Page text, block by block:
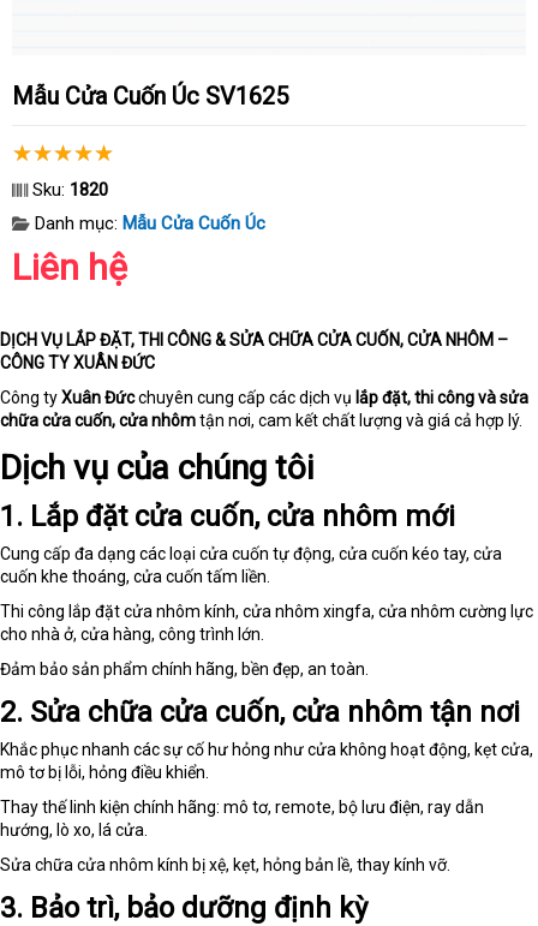
Mẫu Cửa Cuốn Úc SV1625
Sku: 1820
Danh mục: Mẫu Cửa Cuốn Úc
Liên hệ
DỊCH VỤ LẮP ĐẶT, THI CÔNG & SỬA CHỮA CỬA CUỐN, CỬA NHÔM –
CÔNG TY XUÂN ĐỨC
Công tyXuân Đứcchuyên cung cấp các dịch vụ lắp đặt, thi công và sửa
chữa cửa cuốn, cửa nhômtận nơi, cam kết chất lượng và giá cả hợp lý.
Dịch vụ của chúng tôi
1. Lắp đặt cửa cuốn, cửa nhôm mới
Cung cấp đa dạng các loại cửa cuốn tự động, cửa cuốn kéo tay, cửa
cuốn khe thoáng, cửa cuốn tấm liền.
Thi công lắp đặt cửa nhôm kính, cửa nhôm xingfa, cửa nhôm cường lực
cho nhà ở, cửa hàng, công trình lớn.
Đảm bảo sản phẩm chính hãng, bền đẹp, an toàn.
2. Sửa chữa cửa cuốn, cửa nhôm tận nơi
Khắc phục nhanh các sự cố hư hỏng như cửa không hoạt động, kẹt cửa,
mô tơ bị lỗi, hỏng điều khiển.
Thay thế linh kiện chính hãng: mô tơ, remote, bộ lưu điện, ray dẫn
hướng, lò xo, lá cửa.
Sửa chữa cửa nhôm kính bị xệ, kẹt, hỏng bản lề, thay kính vỡ.
3. Bảo trì, bảo dưỡng định kỳ